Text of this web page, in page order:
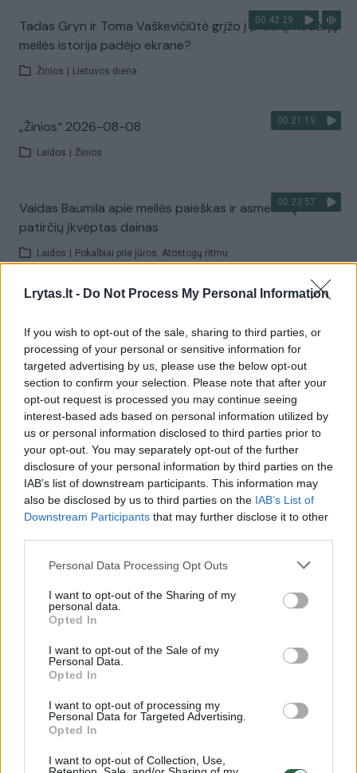
Lrytas.lt - Do Not Process My Personal Information
If you wish to opt-out of the sale, sharing to third parties, or
processing of your personal or sensitive information for
targeted advertising by us, please use the below opt-out
section to confirm your selection. Please note that after your
opt-out request is processed you may continue seeing
interest-based ads based on personal information utilized by
us or personal information disclosed to third parties prior to
your opt-out. You may separately opt-out of the further
disclosure of your personal information by third parties on the
IAB’s list of downstream participants. This information may
also be disclosed by us to third parties on the IAB’s List of
Downstream Participants that may further disclose it to other
Personal Data Processing Opt Outs
I want to opt-out of the Sharing of my
personal data.
Opted In
I want to opt-out of the Sale of my
Personal Data.
Opted In
I want to opt-out of processing my
Personal Data for Targeted Advertising.
Opted In
I want to opt-out of Collection, Use,
00:42:29
Tadas Gryn ir Toma Vaškevičiūtė grįžo į praeitį: kodėl jų
meilės istorija padėjo ekrane?
Žinios Lietuvos diena
00:21:19
„Žinios“ 2026-08-08
Laidos Žinios
00:23:57
Vaidas Baumila apie meilės paieškas ir asmeninių
patirčių įkvėptas dainas
Laidos Pokalbiai prie jūros. Atostogų ritmu
00:00:40
pastebėti virš karinės bazės
Žinios | Pasaulis
Visi įrašai
Žiūrimiausi įrašai
Vaizdai iš tragiškos avarijos Vilniaus r.: dviejų moterų ir
vaiko gyvybių išgelbėti nepavyko
32 laipsnių šilumos
V. Zalužno pasisakymą laiko bandymu įsitvirtinti
Ukrainos politikoje: jis yra neteisus